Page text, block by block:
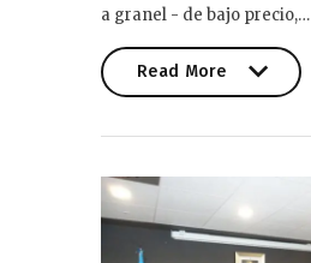
a granel - de bajo precio,…
Read More